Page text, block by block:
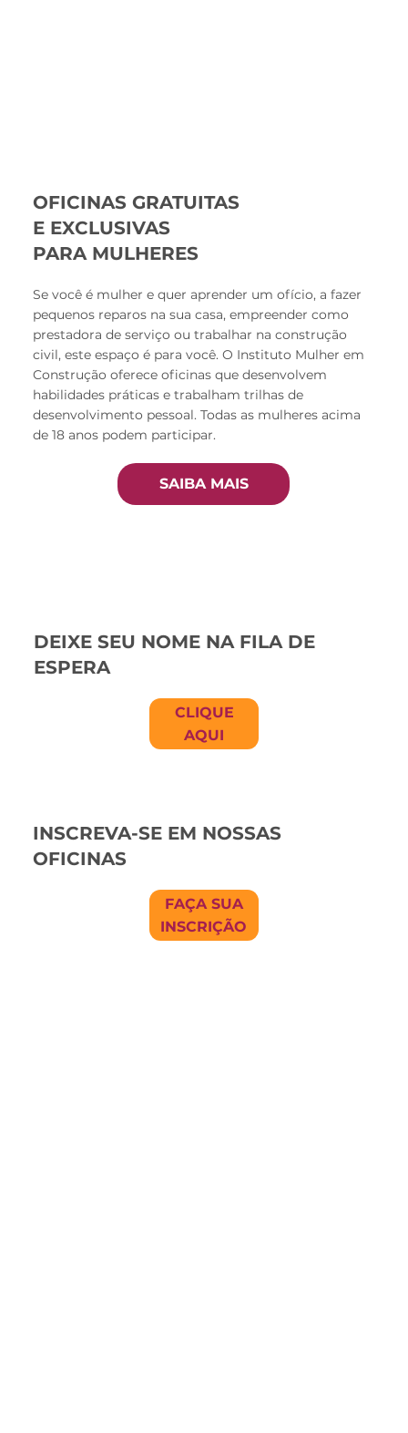
OFICINAS GRATUITAS
E EXCLUSIVAS
PARA MULHERES
Se você é mulher e quer aprender um ofício, a fazer
pequenos reparos na sua casa, empreender como
prestadora de serviço ou trabalhar na construção
civil, este espaço é para você. O Instituto Mulher em
Construção oferece oficinas que desenvolvem
habilidades práticas e trabalham trilhas de
desenvolvimento pessoal. Todas as mulheres acima
de 18 anos podem participar.
SAIBA MAIS
INSCREVA-SE EM NOSSAS
OFICINAS
FAÇA SUA
INSCRIÇÃO
DEIXE SEU NOME NA FILA DE
ESPERA
CLIQUE
AQUI